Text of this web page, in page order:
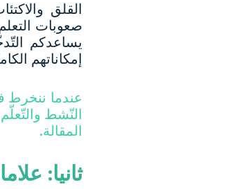
القلق
صعوبات
يساعدكم
إمكاناتهم
عندما ننخرط
النّشط
المقالة.
ثانيا: